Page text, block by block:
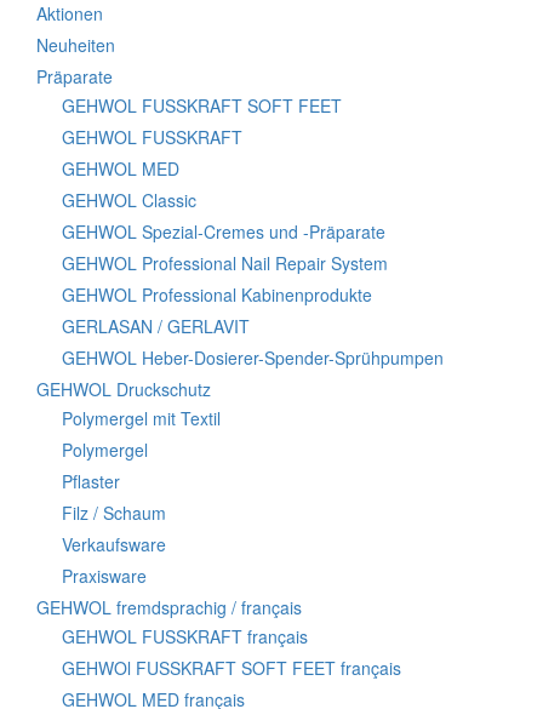
Aktionen
Neuheiten
Präparate
GEHWOL FUSSKRAFT SOFT FEET
GEHWOL FUSSKRAFT
GEHWOL MED
GEHWOL Classic
GEHWOL Spezial-Cremes und -Präparate
GEHWOL Professional Nail Repair System
GEHWOL Professional Kabinenprodukte
GERLASAN / GERLAVIT
GEHWOL Heber-Dosierer-Spender-Sprühpumpen
GEHWOL Druckschutz
Polymergel mit Textil
Polymergel
Pflaster
Filz / Schaum
Verkaufsware
Praxisware
GEHWOL fremdsprachig / français
GEHWOL FUSSKRAFT français
GEHWOl FUSSKRAFT SOFT FEET français
GEHWOL MED français